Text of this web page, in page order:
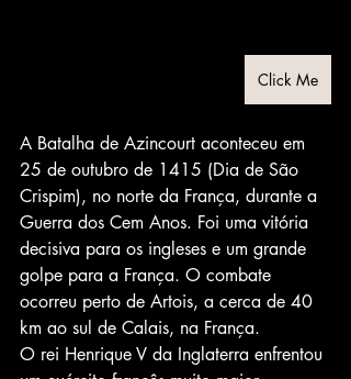
Click Me
A Batalha de Azincourt aconteceu em
25 de outubro de 1415 (Dia de São
Crispim), no norte da França, durante a
Guerra dos Cem Anos. Foi uma vitória
decisiva para os ingleses e um grande
golpe para a França. O combate
ocorreu perto de Artois, a cerca de 40
km ao sul de Calais, na França.
O rei Henrique V da Inglaterra enfrentou